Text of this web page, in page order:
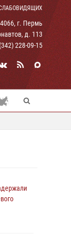
г. Пермь
д. 113
228-09-15